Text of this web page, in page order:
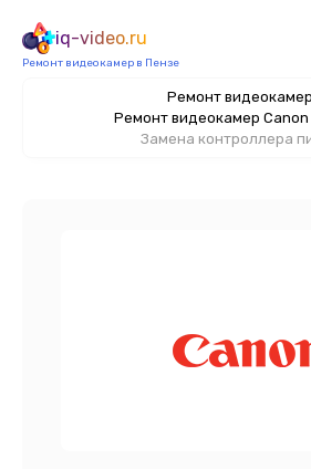
iq-video.ru
Ремонт видеокамер в Пензе
Ремонт видеокамер
Ремонт видеокамер Canon
Замена контроллера